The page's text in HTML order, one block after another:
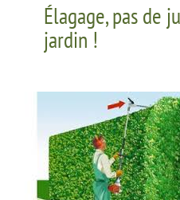
Élagage, pas de
jardin !